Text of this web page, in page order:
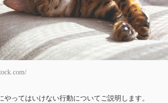
やってはいけない行動についてご説明します。